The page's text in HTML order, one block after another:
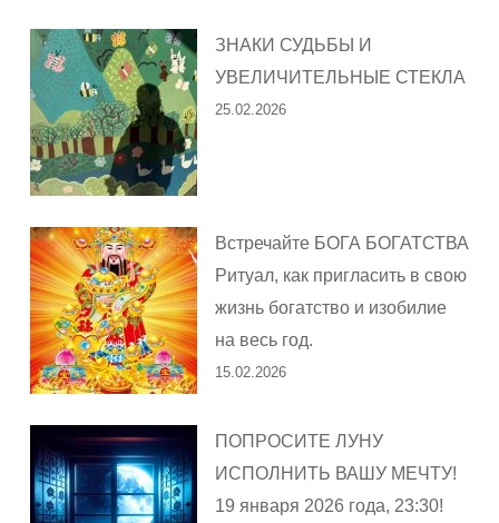
ЗНАКИ СУДЬБЫ И
УВЕЛИЧИТЕЛЬНЫЕ СТЕКЛА
25.02.2026
Встречайте БОГА БОГАТСТВА
Ритуал, как пригласить в свою
жизнь богатство и изобилие
на весь год.
15.02.2026
ПОПРОСИТЕ ЛУНУ
ИСПОЛНИТЬ ВАШУ МЕЧТУ!
19 января 2026 года, 23:30!